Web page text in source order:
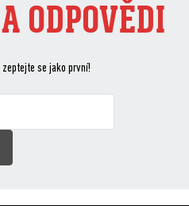
ODPOVĚDI
se jako první!